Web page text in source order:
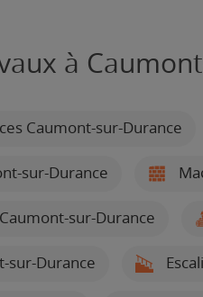
à
Caumont-sur-Durance
sur-Durance
sur-Durance
sur-Durance